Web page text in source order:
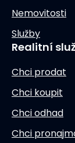
Nemovitosti
Služby
Realitní
Chci prodat
Chci koupit
Chci odhad
Chci